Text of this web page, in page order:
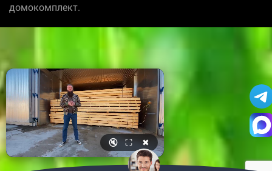
домокомплект.
🔇 ⛶ ✖